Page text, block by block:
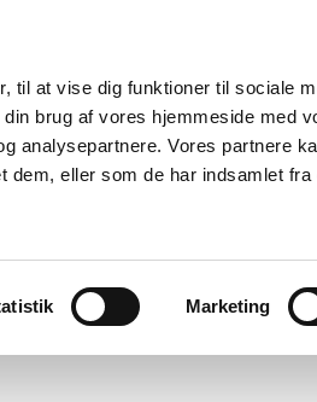
til at vise dig funktioner til sociale
brug af vores hjemmeside med
analysepartnere. Vores partnere
dem, eller som de har indsamlet fra
Marketing
Nyheder Om os Kontakt
Apoteker og salg af